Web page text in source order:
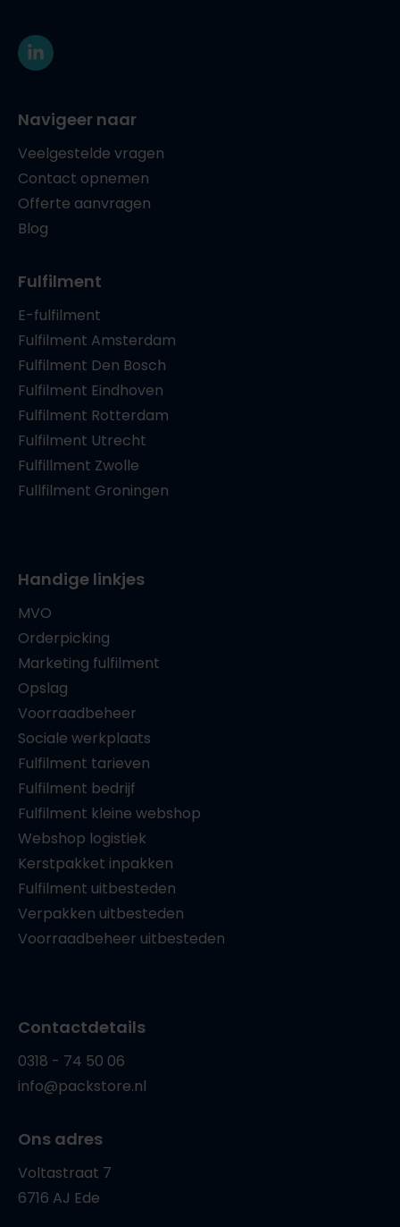
Navigeer naar
Veelgestelde vragen
Contact opnemen
Offerte aanvragen
Blog
Fulfilment
E-fulfilment
Fulfilment Amsterdam
Fulfilment Den Bosch
Fulfilment Eindhoven
Fulfilment Rotterdam
Fulfilment Utrecht
Fulfillment Zwolle
Fullfilment Groningen
Handige linkjes
MVO
Orderpicking
Marketing fulfilment
Opslag
Voorraadbeheer
Sociale werkplaats
Fulfilment tarieven
Fulfilment bedrijf
Fulfilment kleine webshop
Webshop logistiek
Kerstpakket inpakken
Fulfilment uitbesteden
Verpakken uitbesteden
Voorraadbeheer uitbesteden
Contactdetails
0318 - 74 50 06
info@packstore.nl
Ons adres
Voltastraat 7
6716 AJ Ede